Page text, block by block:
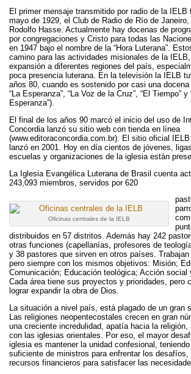
El primer mensaje transmitido por radio de la IELB
mayo de 1929, el Club de Radio de Río de
Rodolfo Hasse. Actualmente hay docenas de
por congregaciones y Cristo para todas las
en 1947 bajo el nombre de la “Hora Luterana”.
camino para las actividades misionales de la
expansión a diferentes regiones del país,
poca presencia luterana. En la televisión la IELB
años 80, cuando es sostenido por casi una
“La Esperanza”, “La Voz de la Cruz”, “El Tiempo”
Esperanza”).
El final de los años 90 marcó el inicio del uso de
Concordia lanzó su sitio web con tienda en línea
(www.editoraconcordia.com.br). El sitio oficial
lanzó en 2001. Hoy en día cientos de jóvenes,
escuelas y organizaciones de la iglesia están
La Iglesia Evangélica Luterana de Brasil cuenta
243,093 miembros, servidos por 620
Oficinas centrales de la IELB
distribuidos en 57 distritos. Además hay 242
otras funciones (capellanías, profesores de
y 38 pastores que sirven en otros países.
pero siempre con los mismos objetivos: Misión;
Comunicación; Educación teológica; Acción social
Cada área tiene sus proyectos y prioridades, pero
lograr expandir la obra de Dios.
La situación a nivel país, está plagado de un gran
Las religiones neopentecostales crecen en gran
una creciente incredulidad, apatía hacia la
con las iglesias orientales. Por eso, el mayor
iglesia es mantener la unidad confesional,
suficiente de ministros para enfrentar los desafíos,
recursos financieros para satisfacer las